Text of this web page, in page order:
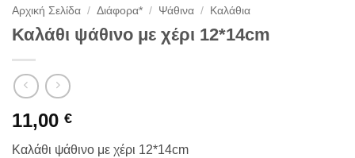
Αρχική Σελίδα / Διάφορα* / Ψάθινα / Καλάθια
Καλάθι ψάθινο με χέρι 12*14cm
11,00 €
Καλάθι ψάθινο με χέρι 12*14cm